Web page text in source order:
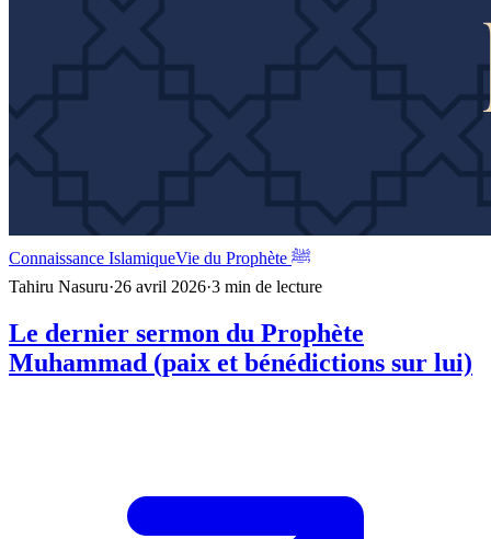
Connaissance Islamique
Vie du Prophète ﷺ
Tahiru Nasuru·26 avril 2026·3 min de lecture
Le dernier sermon du Prophète
Muhammad (paix et bénédictions sur lui)